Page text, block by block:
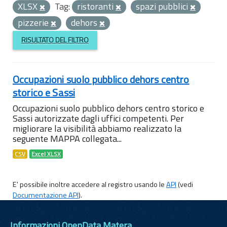
XLSX
Tag: ristoranti
spazi pubblici
pizzerie
dehors
RISULTATO DEL FILTRO
Occupazioni suolo pubblico dehors centro
storico e Sassi
Occupazioni suolo pubblico dehors centro storico e
Sassi autorizzate dagli uffici competenti. Per
migliorare la visibilità abbiamo realizzato la
seguente MAPPA collegata...
CSV Excel XLSX
E' possibile inoltre accedere al registro usando leAPI(vedi
Documentazione API).